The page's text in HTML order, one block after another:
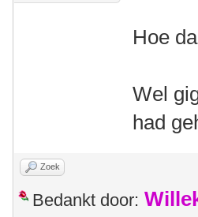
Hoe
Wel
had
Zoek
Bedankt door: